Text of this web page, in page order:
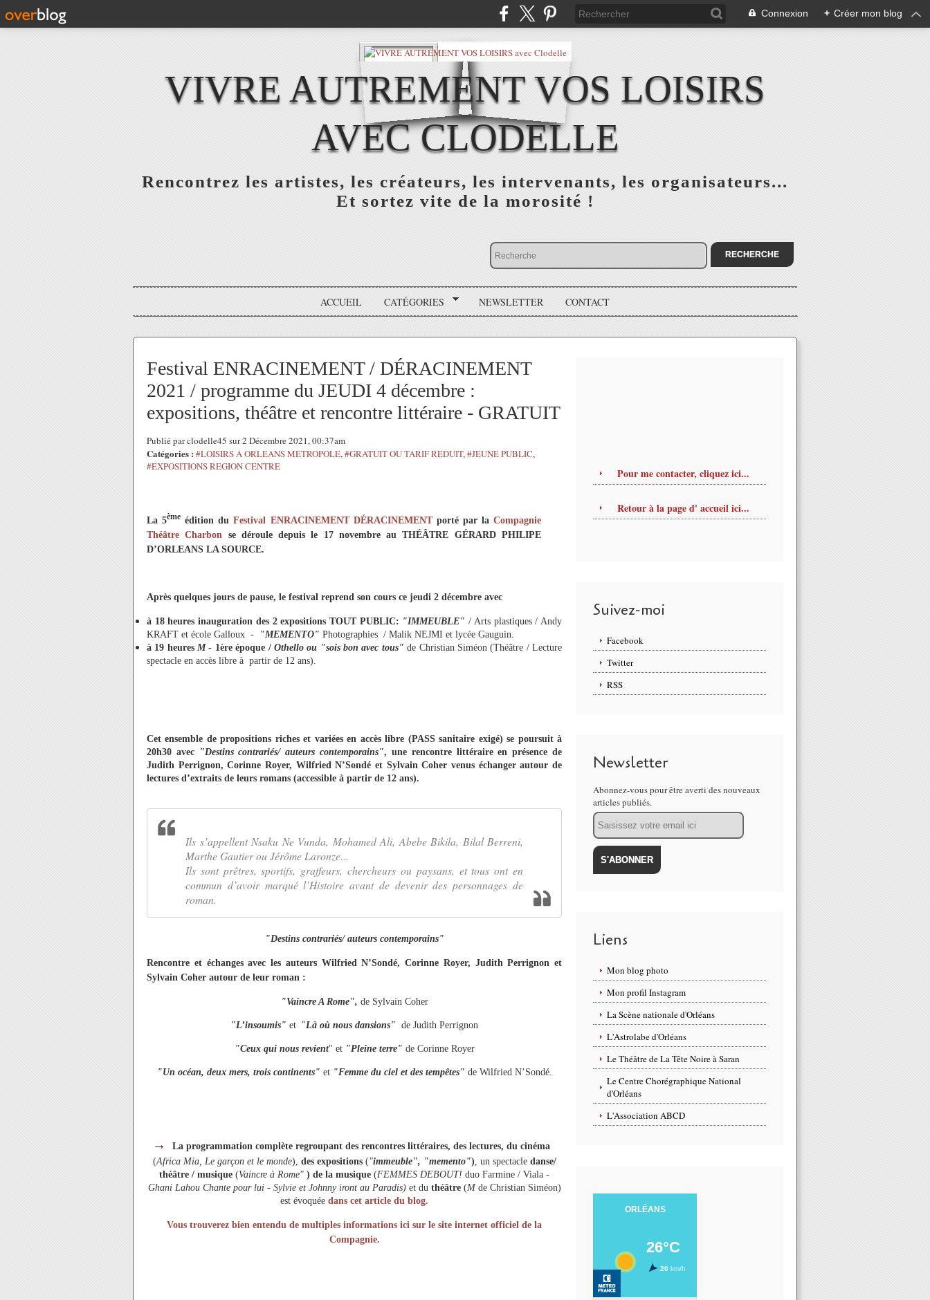
Connexion + Créer mon blog
VIVRE AUTREMENT VOS LOISIRS
AVEC CLODELLE
Rencontrez les artistes, les créateurs, les intervenants, les organisateurs...
Et sortez vite de la morosité !
ACCUEIL CATÉGORIES NEWSLETTER CONTACT
Festival ENRACINEMENT / DÉRACINEMENT
2021 / programme du JEUDI 4 décembre :
expositions, théâtre et rencontre littéraire - GRATUIT
Publié par clodelle45 sur 2 Décembre 2021, 00:37am
Catégories : #LOISIRS A ORLEANS METROPOLE,#GRATUIT OU TARIF REDUIT,#JEUNE PUBLIC,
#EXPOSITIONS REGION CENTRE
La 5ème édition duFestival ENRACINEMENT DÉRACINEMENTporté par laCompagnie
Théâtre Charbon se déroule depuis le 17 novembre au THÉÂTRE GÉRARD PHILIPE
D’ORLEANS LA SOURCE.
Après quelques jours de pause, le festival reprend son cours ce jeudi 2 décembre avec
à 18 heures inauguration des 2 expositions TOUT PUBLIC: "IMMEUBLE" / Arts plastiques / Andy
KRAFT et école Galloux -
"MEMENTO" Photographies / Malik NEJMI et lycée Gauguin.
à 19 heuresM- 1ère époque / Othello ou "sois bon avec tous" de Christian Siméon (Théâtre / Lecture
spectacle en accès libre à partir de 12 ans).
Cet ensemble de propositions riches et variées en accès libre (PASS sanitaire exigé) se poursuit à
20h30 avec "Destins contrariés/ auteurs contemporains", une rencontre littéraire en présence de
Judith Perrignon, Corinne Royer, Wilfried N’Sondé et Sylvain Coher venus échanger autour de
lectures d’extraits de leurs romans (accessible à partir de 12 ans).
Ils s’appellent Nsaku Ne Vunda, Mohamed Ali, Abebe Bikila, Bilal Berreni,
Marthe Gautier ou Jérôme Laronze...
Ils sont prêtres, sportifs, graffeurs, chercheurs ou paysans, et tous ont en
commun d’avoir marqué l’Histoire avant de devenir des personnages de
roman.
"Destins contrariés/ auteurs contemporains"
Rencontre et échanges avec les auteurs Wilfried N’Sondé, Corinne Royer, Judith Perrignon et
Sylvain Coher autour de leur roman :
"Vaincre A Rome", de Sylvain Coher
"L’insoumis" et "Là où nous dansions" de Judith Perrignon
"Ceux qui nous revient" et "Pleine terre" de Corinne Royer
"Un océan, deux mers, trois continents" et "Femme du ciel et des tempêtes" de Wilfried N’Sondé.
→
La programmation complète regroupant des rencontres littéraires, des lectures, du cinéma
(Africa Mia, Le garçon et le monde), des expositions("immeuble", "memento"), un spectacle danse/
théâtre / musique (Vaincre à Rome" ) de la musique (FEMMES DEBOUT! duo Farmine / Viala -
Ghani Lahou Chante pour lui- Sylvie et Johnny iront au Paradis)et du théâtre (Mde Christian Siméon)
est évoquée dans cet article du blog.
Vous trouverez bien entendu de multiples informations ici sur le site internet officiel de la
Compagnie.
Pour me contacter, cliquez ici...
Retour à la page d' accueil ici...
Suivez-moi
Facebook
Twitter
RSS
Newsletter
Abonnez-vous pour être averti des nouveaux
articles publiés.
Email
Liens
Mon blog photo
Mon profil Instagram
La Scène nationale d'Orléans
L'Astrolabe d'Orléans
Le Théâtre de La Tête Noire à Saran
Le Centre Chorégraphique National
d'Orléans
L'Association ABCD